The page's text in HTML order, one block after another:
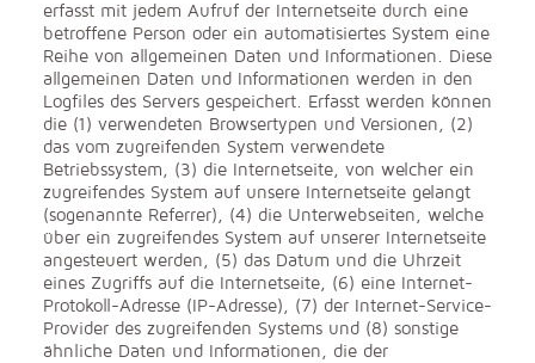
erfasst mit jedem Aufruf der Internetseite durch eine
betroffene Person oder ein automatisiertes System eine
Reihe von allgemeinen Daten und Informationen. Diese
allgemeinen Daten und Informationen werden in den
Logfiles des Servers gespeichert. Erfasst werden können
die (1) verwendeten Browsertypen und Versionen, (2)
das vom zugreifenden System verwendete
Betriebssystem, (3) die Internetseite, von welcher ein
zugreifendes System auf unsere Internetseite gelangt
(sogenannte Referrer), (4) die Unterwebseiten, welche
über ein zugreifendes System auf unserer Internetseite
angesteuert werden, (5) das Datum und die Uhrzeit
eines Zugriffs auf die Internetseite, (6) eine Internet-
Protokoll-Adresse (IP-Adresse), (7) der Internet-Service-
Provider des zugreifenden Systems und (8) sonstige
ähnliche Daten und Informationen, die der